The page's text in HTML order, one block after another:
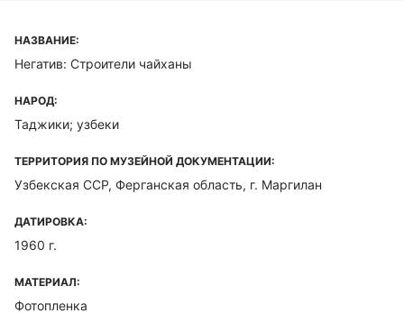
НАЗВАНИЕ:
Негатив: Строители чайханы
НАРОД:
Таджики; узбеки
ТЕРРИТОРИЯ ПО МУЗЕЙНОЙ ДОКУМЕНТАЦИИ:
Узбекская ССР, Ферганская область, г. Маргилан
ДАТИРОВКА:
1960 г.
МАТЕРИАЛ:
Фотопленка